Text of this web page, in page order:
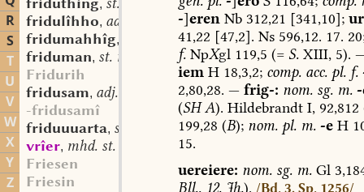
R
S
T
U
V
W
X
Y
Z
,
fridulîhho, adv.
fridumahhîg,
friduman, st. m.
Fridurih
fridusam, adj.
-fridusamî
friduuuarta, st. f.
vrîer, mhd. st. m.
Friesen
Friesin
-]erenNb 312,21 [341,10];
41,22 [47,2]. Ns596,12. 17.
f.NpXgl119,5 (= S.XIII, 5).
iemH18,3,2; comp.acc.pl.f.
2,80,28. — frig-: nom.sg.m.
(SHA). HildebrandtI,92,812
199,28 (B); nom.pl.m. -eH
15.
uereiere: nom.sg.m.Gl
Bll., 12.Jh.). /Bd. 3, Sp. 1256/